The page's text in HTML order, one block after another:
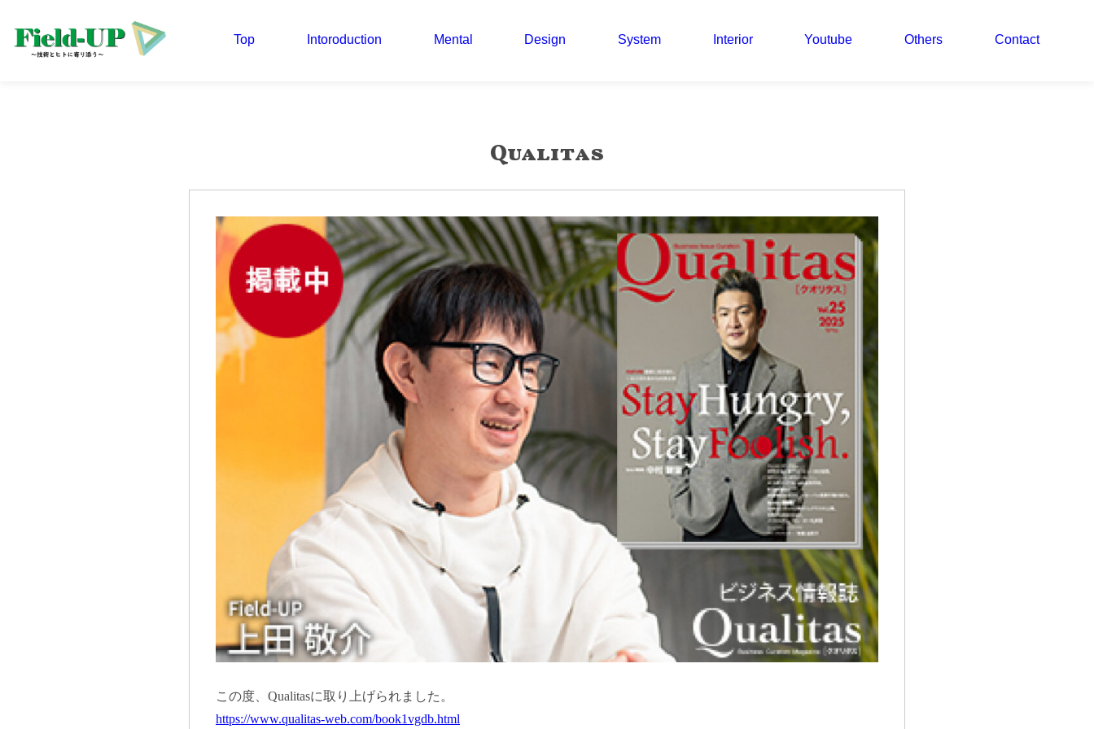
Top Intoroduction Mental Design System Interior Youtube Others Contact
Qualitas
この度、Qualitasに取り上げられました。
https://www.qualitas-web.com/book1vgdb.html